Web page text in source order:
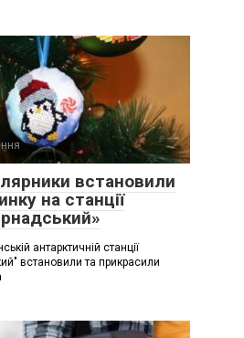
встановили
на станції
антарктичній станції
встановили та прикрасили